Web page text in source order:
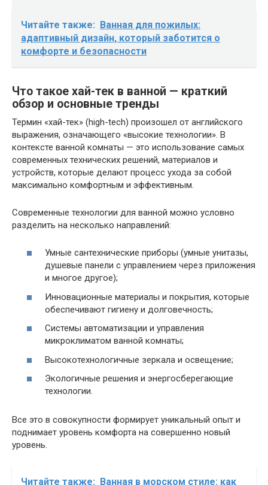
Читайте также: Ванная для пожилых:
адаптивный дизайн, который заботится о
комфорте и безопасности
Что такое хай-тек в ванной — краткий
обзор и основные тренды
Термин «хай-тек» (high-tech) произошел от английского
выражения, означающего «высокие технологии». В
контексте ванной комнаты — это использование самых
современных технических решений, материалов и
устройств, которые делают процесс ухода за собой
максимально комфортным и эффективным.
Современные технологии для ванной можно условно
разделить на несколько направлений:
Умные сантехнические приборы (умные унитазы,
душевые панели с управлением через приложения
и многое другое);
Инновационные материалы и покрытия, которые
обеспечивают гигиену и долговечность;
Системы автоматизации и управления
микроклиматом ванной комнаты;
Высокотехнологичные зеркала и освещение;
Экологичные решения и энергосберегающие
технологии.
Все это в совокупности формирует уникальный опыт и
поднимает уровень комфорта на совершенно новый
уровень.
Читайте также: Ванная в морском стиле: как